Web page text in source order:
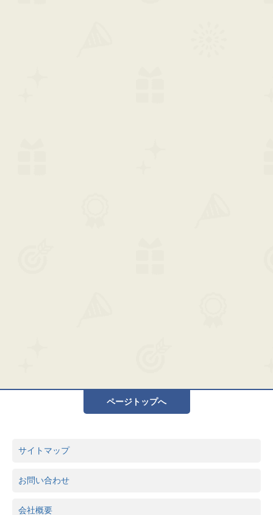
ページトップへ
サイトマップ
お問い合わせ
会社概要